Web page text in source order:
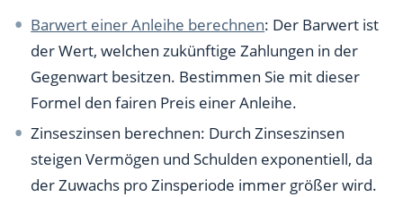
Barwert einer Anleihe berechnen: Der Barwert ist
der Wert, welchen zukünftige Zahlungen in der
Gegenwart besitzen. Bestimmen Sie mit dieser
Formel den fairen Preis einer Anleihe.
Zinseszinsen berechnen: Durch Zinseszinsen
steigen Vermögen und Schulden exponentiell, da
der Zuwachs pro Zinsperiode immer größer wird.